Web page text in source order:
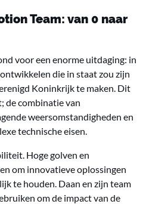
Team: van 0 naar
voor een enorme uitdaging: in
die in staat zou zijn
Koninkrijk te maken. Dit
de combinatie van
weersomstandigheden en
technische eisen.
Hoge golven en
om innovatieve oplossingen
te houden. Daan en zijn team
om de impact van de